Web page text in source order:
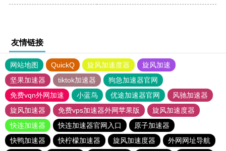
友情链接
网站地图 QuickQ 旋风加速度器
旋风加速
坚果加速器
tiktok加速器
狗急加速器官网
免费vqn外网加速
小蓝鸟 优途加速器官网
风驰加速器
旋风加速器
免费vps加速器外网苹果版
旋风加速度器
快连加速器
快连加速器官网入口
原子加速器
快鸭加速器
快柠檬加速器 旋风加速度器
外网网址导航